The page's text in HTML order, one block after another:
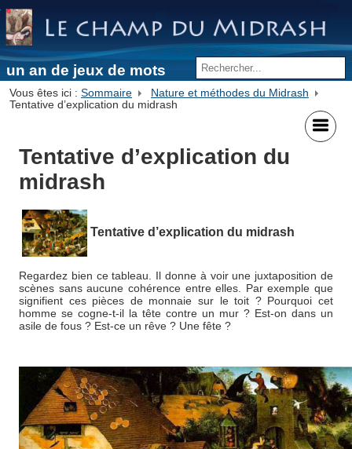
un an de jeux de mots
Vous êtes ici : Sommaire
Nature et méthodes du Midrash
Tentative d’explication du midrash
Tentative d’explication du
midrash
Tentative d’explication du midrash
Regardez bien ce tableau. Il donne à voir une juxtaposition de
scènes sans aucune cohérence entre elles. Par exemple que
signifient ces pièces de monnaie sur le toit ? Pourquoi cet
homme se cogne-t-il la tête contre un mur ? Est-on dans un
asile de fous ? Est-ce un rêve ? Une fête ?